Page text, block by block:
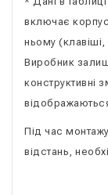
включає
ньому
Виробник
конструктивні
Під час
відстань,